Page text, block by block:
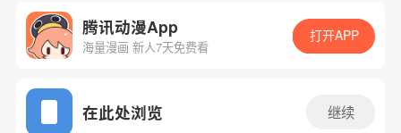
腾讯动漫App
海量漫画 新人7天免费看
打开APP
在此处浏览 继续
网站备案/许可证号：粤B2-20090059-5